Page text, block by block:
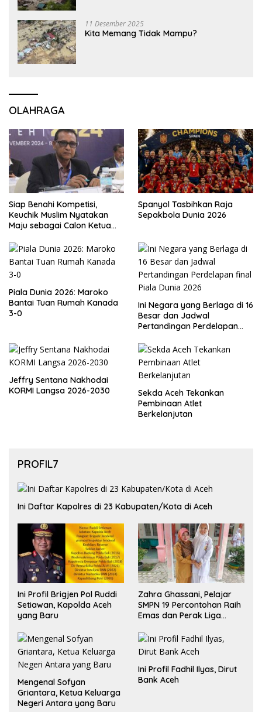
11 Desember 2025
Kita Memang Tidak Mampu?
OLAHRAGA
Siap Benahi Kompetisi,
Keuchik Muslim Nyatakan
Maju sebagai Calon Ketua
Spanyol Tasbihkan Raja
Sepakbola Dunia 2026
Piala Dunia 2026: Maroko
Bantai Tuan Rumah Kanada
3-0
Ini Negara yang Berlaga di 16
Besar dan Jadwal
Pertandingan Perdelapan
Jeffry Sentana Nakhodai
KORMI Langsa 2026-2030
Sekda Aceh Tekankan
Pembinaan Atlet
Berkelanjutan
PROFIL7
Ini Daftar Kapolres di 23 Kabupaten/Kota di Aceh
Ini Profil Brigjen Pol Ruddi
Setiawan, Kapolda Aceh
yang Baru
Zahra Ghassani, Pelajar
SMPN 19 Percontohan Raih
Emas dan Perak Liga
Mengenal Sofyan
Griantara, Ketua Keluarga
Negeri Antara yang Baru
Ini Profil Fadhil Ilyas, Dirut
Bank Aceh